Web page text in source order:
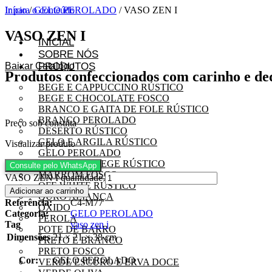
Ir para o conteúdo
INICIAL
SOBRE NÓS
PRODUTOS
BEGE E CAPPUCCINO RÚSTICO
BEGE E CHOCOLATE FOSCO
BRANCO E GAITA DE FOLE RÚSTICO
BRANCO PEROLADO
DESERTO RÚSTICO
GELO E ARGILA RÚSTICO
GELO PEROLADO
MARROM E BEGE RÚSTICO
MARROM FOSCO
OFF-WHITE RÚSTICO
OURO ALIANÇA
ÓXIDO
PÉROLA
POTE DE BARRO
PRETO E BRANCO
PRETO FOSCO
VERDE ESCURO E ERVA DOCE
Baixar Catalógo
Início/GELO PEROLADO / VASO ZEN I
VASO ZEN I
Produtos confeccionados com carinho e
Preço sob consulta
Visualizar produto
Consulte pelo WhatsApp
VASO ZEN I quantidade
Adicionar ao carrinho
Referência:
C4-M77
Categoria:
GELO PEROLADO
Tag
vaso zen i
Dimensões 21 × 21 × 38 cm
Cor: GELO PEROLADO